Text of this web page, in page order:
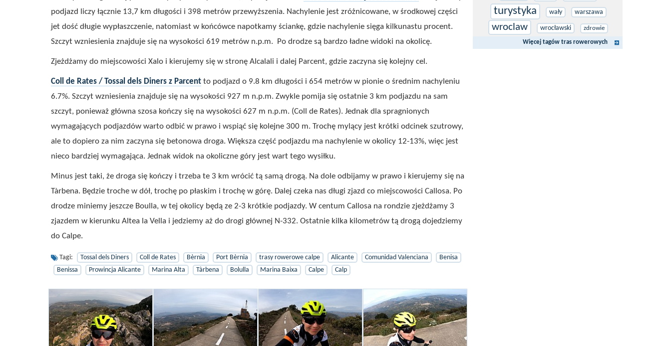
podjazd liczy łącznie 13,7 km długości i 398 metrów przewyższenia. Nachylenie jest zróżnicowane, w środkowej części
jet dość długie wypłaszczenie, natomiast w końcówce napotkamy ściankę, gdzie nachylenie sięga kilkunastu procent.
Szczyt wzniesienia znajduje się na wysokości 619 metrów n.p.m. Po drodze są bardzo ładne widoki na okolicę.
Zjeżdżamy do miejscowości Xalo i kierujemy się w stronę Alcalali i dalej Parcent, gdzie zaczyna się kolejny cel.
Coll de Rates / Tossal dels Diners z Parcent to podjazd o 9.8 km długości i 654 metrów w pionie o średnim nachyleniu
6.7%. Szczyt wzniesienia znajduje się na wysokości 927 m n.p.m. Zwykle pomija się ostatnie 3 km podjazdu na sam
szczyt, ponieważ główna szosa kończy się na wysokości 627 m n.p.m. (Coll de Rates). Jednak dla spragnionych
wymagających podjazdów warto odbić w prawo i wspiąć się kolejne 300 m. Trochę mylący jest krótki odcinek szutrowy,
ale to dopiero za nim zaczyna się betonowa droga. Większa część podjazdu ma nachylenie w okolicy 12-13%, więc jest
nieco bardziej wymagająca. Jednak widok na okoliczne góry jest wart tego wysiłku.
Minus jest taki, że droga się kończy i trzeba te 3 km wrócić tą samą drogą. Na dole odbijamy w prawo i kierujemy się na
Tàrbena. Będzie troche w dół, trochę po płaskim i trochę w górę. Dalej czeka nas długi zjazd co miejscowości Callosa. Po
drodze miniemy jeszcze Boulla, w tej okolicy będą ze 2-3 krótkie podjazdy. W centum Callosa na rondzie zjeżdżamy 3
zjazdem w kierunku Altea la Vella i jedziemy aż do drogi głównej N-332. Ostatnie kilka kilometrów tą drogą dojedziemy
do Calpe.
Tagi: Tossal dels Diners Coll de Rates Bèrnia Port Bèrnia trasy rowerowe calpe Alicante Comunidad Valenciana
Benisa
Benissa
Prowincja Alicante Marina Alta Tàrbena Bolulla Marina Baixa Calpe Calp
turystyka wały warszawa
wroclaw wrocławski zdrowie
Więcej tagów tras rowerowych